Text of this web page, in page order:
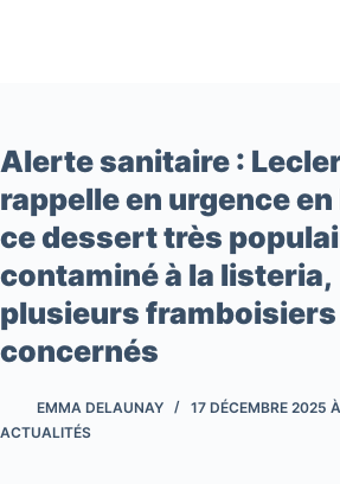
Alerte sanitaire :
rappelle en urgence en
ce dessert très
contaminé à la listeria,
plusieurs framboisiers
concernés
EMMA DELAUNAY
17 DÉCEMBRE 2025
ACTUALITÉS